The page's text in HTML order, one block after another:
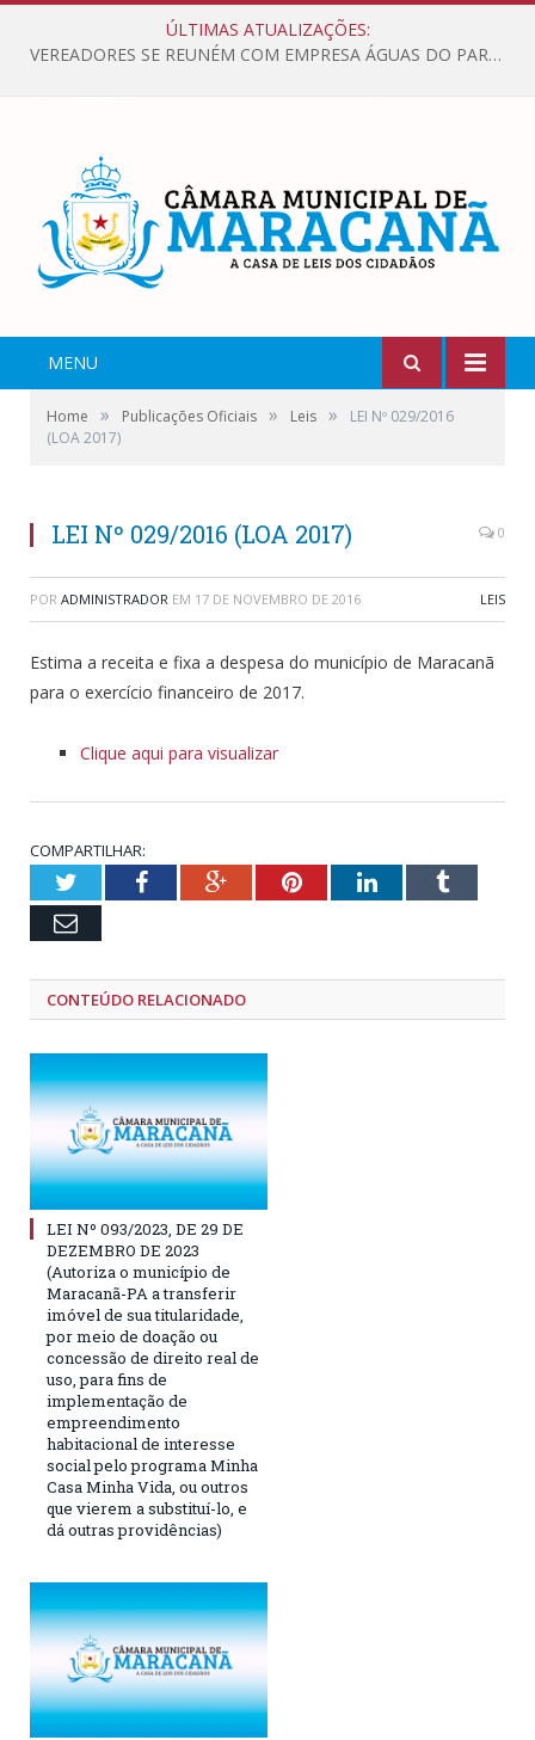
ÚLTIMAS ATUALIZAÇÕES:
VEREADORES SE REUNÉM COM EMPRESA ÁGUAS DO PARÁ, PARA APRESENTAR REIVINDICAÇÕES E MELHORIAS NA QUALIDADE DOS SERVIÇOS OFERECIDOS Á POPULAÇÃO.
MENU
Home » Publicações Oficiais » Leis »
LEI Nº 029/2016
(LOA 2017)
LEI Nº 029/2016 (LOA 2017) 0
POR ADMINISTRADOR EM 17 DE NOVEMBRO DE 2016 LEIS
Estima a receita e fixa a despesa do município de Maracanã
para o exercício financeiro de 2017.
Clique aqui para visualizar
COMPARTILHAR:
TwitterFacebookGoogle+PinterestLinkedInTumblr
Email
CONTEÚDO RELACIONADO
LEI Nº 093/2023, DE 29 DE
DEZEMBRO DE 2023
(Autoriza o município de
Maracanã-PA a transferir
imóvel de sua titularidade,
por meio de doação ou
concessão de direito real de
uso, para fins de
implementação de
empreendimento
habitacional de interesse
social pelo programa Minha
Casa Minha Vida, ou outros
que vierem a substituí-lo, e
dá outras providências)